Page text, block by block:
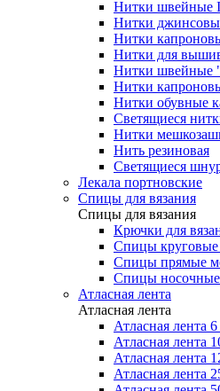
Нитки швейные
Нитки
Нитки
Нитки для
Нитки швейные
Нитки
Нитки обувные
Светящиеся
Нитки
Нить резиновая
Светящиеся
Лекала портновские
Спицы для вязания
Спицы для вязания
Крючки для
Спицы круговые
Спицы прямые
Спицы носочные
Атласная лента
Атласная лента
Атласная лента
Атласная лента
Атласная лента
Атласная лента